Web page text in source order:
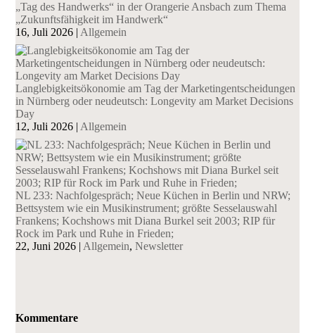
„Tag des Handwerks“ in der Orangerie Ansbach zum Thema
„Zukunftsfähigkeit im Handwerk“
16, Juli 2026 | Allgemein
Langlebigkeitsökonomie am Tag der Marketingentscheidungen
in Nürnberg oder neudeutsch: Longevity am Market Decisions
Day
12, Juli 2026 | Allgemein
NL 233: Nachfolgespräch; Neue Küchen in Berlin und NRW;
Bettsystem wie ein Musikinstrument; größte Sesselauswahl
Frankens; Kochshows mit Diana Burkel seit 2003; RIP für
Rock im Park und Ruhe in Frieden;
22, Juni 2026 | Allgemein,Newsletter
Kommentare